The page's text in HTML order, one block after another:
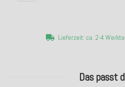
Lieferzeit: ca. 2-4
Das passt